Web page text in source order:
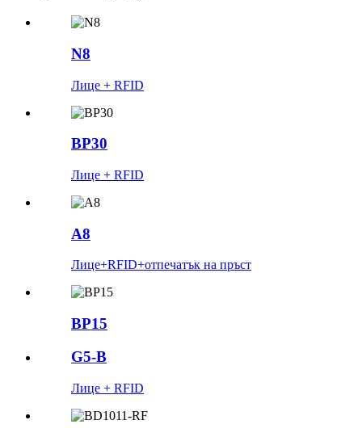
N8
Лице + RFID
BP30
Лице + RFID
A8
Лице+RFID+отпечатък на пръст
BP15
G5-B
Лице + RFID